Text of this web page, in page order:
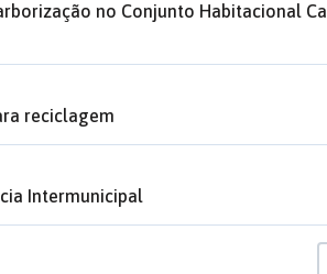
no Conjunto Habitacional
reciclagem
Intermunicipal